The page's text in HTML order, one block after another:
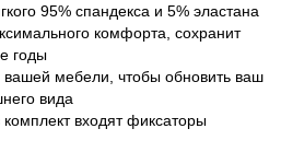
95% спандекса и 5% эластана
комфорта, сохранит
годы
мебели, чтобы обновить ваш
вида
входят фиксаторы